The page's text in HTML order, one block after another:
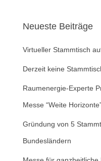
Neueste Beiträge
Virtueller Stammtisch
Derzeit keine
Raumenergie-Experte
Messe “Weite
Gründung von 5
Bundesländern